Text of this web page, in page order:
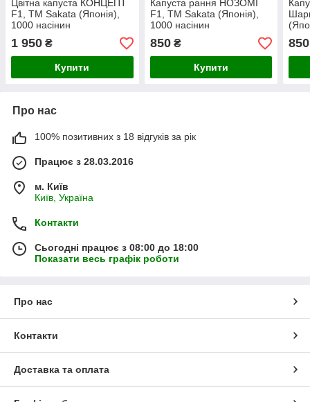
Цвітна капуста КОНЦЕПТ
F1, ТМ Sakata (Японія),
1000 насінин
1 950 ₴
Купити
Капуста рання НОЗОМІ
F1, ТМ Sakata (Японія),
1000 насінин
850₴
Купити
850
Про нас
100% позитивних з 18 відгуків за рік
Працює з 28.03.2016
м. Київ
Київ, Україна
Контакти
Сьогодні працює з 08:00 до 18:00
Показати весь графік роботи
Про нас
Контакти
Доставка та оплата